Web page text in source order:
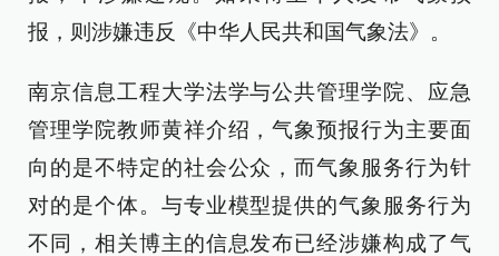
报，则涉嫌违反《中华人民共和国气象法》。
南京信息工程大学法学与公共管理学院、应急
管理学院教师黄祥介绍，气象预报行为主要面
向的是不特定的社会公众，而气象服务行为针
对的是个体。与专业模型提供的气象服务行为
不同，相关博主的信息发布已经涉嫌构成了气